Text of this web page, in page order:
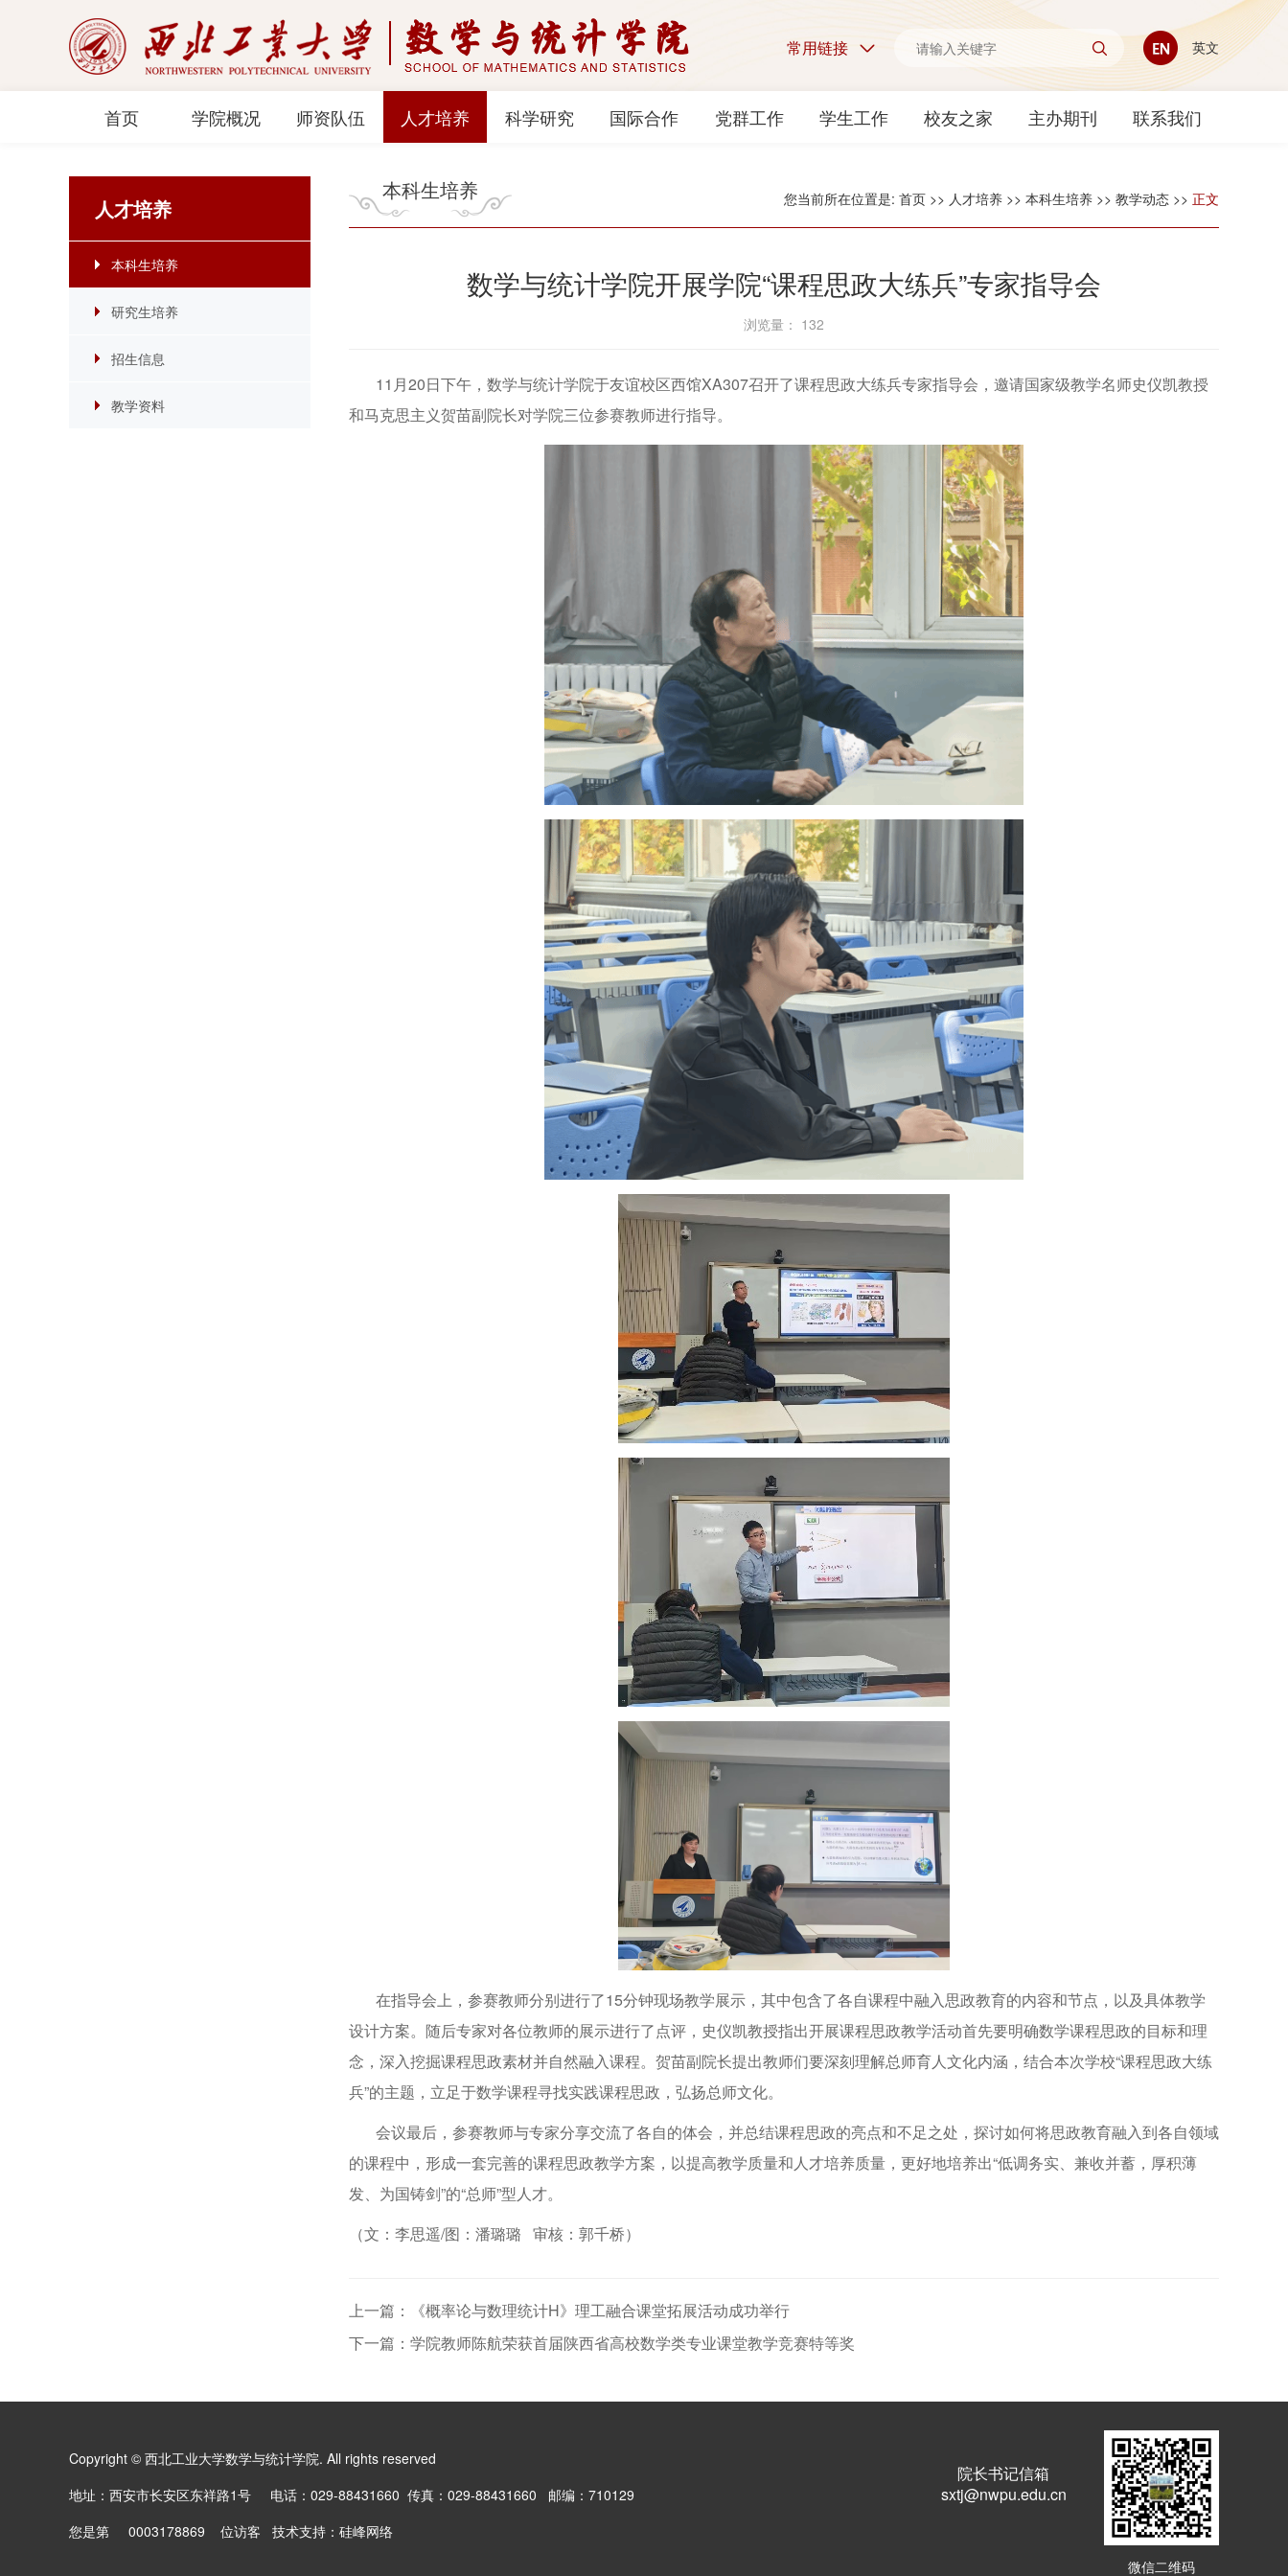
英文
常用链接
首页 学院概况 师资队伍 人才培养 科学研究 国际合作 党群工作 学生工作 校友之家 主办期刊 联系我们
人才培养
本科生培养
研究生培养
招生信息
教学资料
本科生培养 您当前所在位置是: 首页 >> 人才培养 >> 本科生培养 >> 教学动态 >> 正文
数学与统计学院开展学院“课程思政大练兵”专家指导会
浏览量： 132
11月20日下午，数学与统计学院于友谊校区西馆XA307召开了课程思政大练兵专家指导会，邀请国家级教学名师史仪凯教授
和马克思主义贺苗副院长对学院三位参赛教师进行指导。
在指导会上，参赛教师分别进行了15分钟现场教学展示，其中包含了各自课程中融入思政教育的内容和节点，以及具体教学
设计方案。随后专家对各位教师的展示进行了点评，史仪凯教授指出开展课程思政教学活动首先要明确数学课程思政的目标和理
念，深入挖掘课程思政素材并自然融入课程。贺苗副院长提出教师们要深刻理解总师育人文化内涵，结合本次学校“课程思政大练
兵”的主题，立足于数学课程寻找实践课程思政，弘扬总师文化。
会议最后，参赛教师与专家分享交流了各自的体会，并总结课程思政的亮点和不足之处，探讨如何将思政教育融入到各自领域
的课程中，形成一套完善的课程思政教学方案，以提高教学质量和人才培养质量，更好地培养出“低调务实、兼收并蓄，厚积薄
发、为国铸剑”的“总师”型人才。
（文：李思遥/图：潘璐璐 审核：郭千桥）
上一篇：《概率论与数理统计H》理工融合课堂拓展活动成功举行
下一篇：学院教师陈航荣获首届陕西省高校数学类专业课堂教学竞赛特等奖
微信二维码
院长书记信箱
sxtj@nwpu.edu.cn
Copyright © 西北工业大学数学与统计学院. All rights reserved
地址：西安市长安区东祥路1号 电话：029-88431660 传真：029-88431660 邮编：710129
您是第
0003178869 位访客 技术支持： 硅峰网络